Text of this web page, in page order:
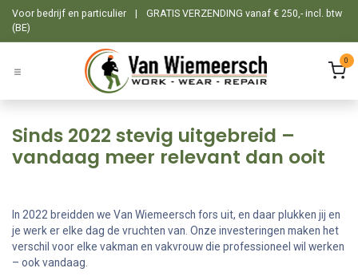
Overslaan naar inhoud
Voor bedrijf en particulier |
GRATIS VERZENDING vanaf € 250,- incl. btw
(BE)
0
Sinds 2022 stevig uitgebreid –
vandaag meer relevant dan ooit
In 2022 breidden we Van Wiemeersch fors uit, en daar plukken jij en
je werk er elke dag de vruchten van. Onze investeringen maken het
verschil voor elke vakman en vakvrouw die professioneel wil werken
– ook vandaag.